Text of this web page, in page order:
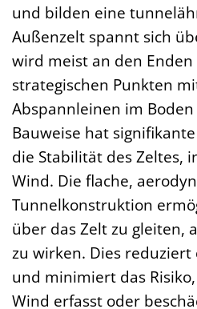
und bilden eine
Außenzelt spannt sich
wird meist an den
strategischen Punkten
Abspannleinen im
Bauweise hat
die Stabilität des Zeltes,
Wind. Die flache,
Tunnelkonstruktion
über das Zelt zu gleiten,
zu wirken. Dies reduziert
und minimiert das
Wind erfasst oder